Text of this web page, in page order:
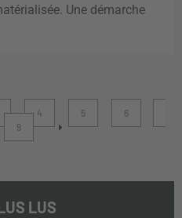
Une démarche
4 5
6
9
LUS